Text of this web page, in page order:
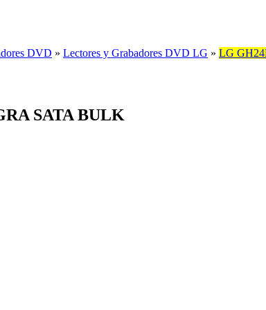
DVD » Lectores y Grabadores DVD LG » LG
SATA BULK